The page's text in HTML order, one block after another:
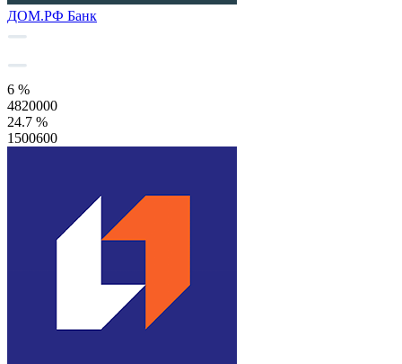
ДОМ.РФ Банк
6 %
4820000
24.7 %
1500600